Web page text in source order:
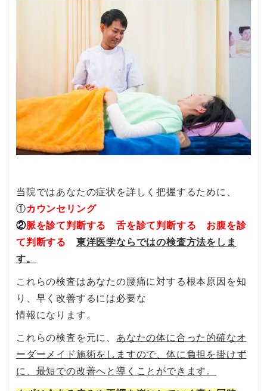
当院ではあなたの症状を詳しく把握するために、
①カウンセリング
②脈を診て判断する 舌を診て判断する お腹を診
て判断する
東洋医学ならではの検査方法をしま
す。
これらの検査はあなたの腰痛に対する根本原因を知
り、早く改善するには必要な
情報になります。
これらの検査を元に、 あなたの体に合った的確なオ
ーダーメイド施術をしますので、体に負担を掛けず
に、最短での改善へと導くことができます。